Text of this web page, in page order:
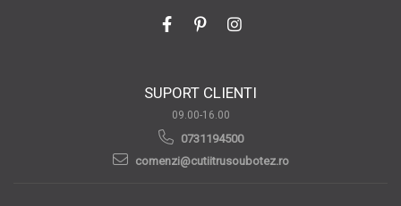
SUPORT CLIENTI
09.00-16.00
0731194500
comenzi@cutiitrusoubotez.ro